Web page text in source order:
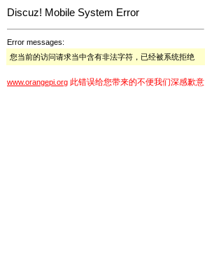
Discuz! Mobile System Error
Error messages:
您当前的访问请求当中含有非法字符，已经被系统拒绝
www.orangepi.org 此错误给您带来的不便我们深感歉意